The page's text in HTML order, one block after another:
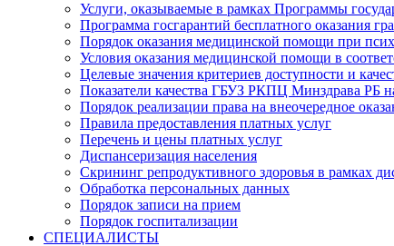
Услуги, оказываемые в рамках Программы
Программа госгарантий бесплатного оказания
Порядок оказания медицинской помощи при
Условия оказания медицинской помощи в
Целевые значения критериев доступности и
Показатели качества ГБУЗ РКПЦ Минздрава РБ
Порядок реализации права на внеочередное
Правила предоставления платных услуг
Перечень и цены платных услуг
Диспансеризация населения
Скрининг репродуктивного здоровья в рамках
Обработка персональных данных
Порядок записи на прием
Порядок госпитализации
СПЕЦИАЛИСТЫ